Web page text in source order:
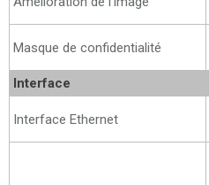
Masque de confidentialité
Interface
Interface Ethernet